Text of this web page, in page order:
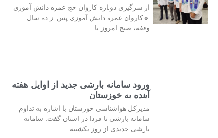
از سرگیری دوباره کاروان حج عمره دانش آموزی
🔹کاروان عمره دانش آموزی پس از ده سال
وقفه، صبح امروز با
ورود سامانه بارشی جدید از اوایل هفته
آینده به خوزستان
مدیرکل هواشناسی خوزستان با اشاره به تداوم
سامانه بارشی تا فردا در استان گفت: سامانه
بارشی جدیدی از روز یکشنبه